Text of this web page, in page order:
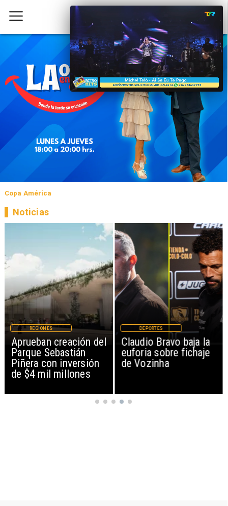
Copa América
Claudio Bravo baja la
euforia sobre fichaje
de Vozinha
DEPORTES
Patinadoras de
Mejillones clasifican al
Campeonato Nacional
MAGAZINE
Noticias